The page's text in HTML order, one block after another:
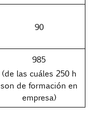
90
985
(de las cuáles 250 h
son de formación en
empresa)